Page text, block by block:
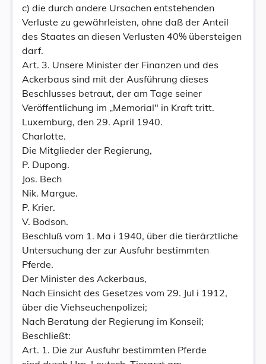
c) die durch andere Ursachen entstehenden
Verluste zu gewährleisten, ohne daß der Anteil
des Staates an diesen Verlusten 40% übersteigen
darf.
Art. 3. Unsere Minister der Finanzen und des
Ackerbaus sind mit der Ausführung dieses
Beschlusses betraut, der am Tage seiner
Veröffentlichung im „Memorial" in Kraft tritt.
Luxemburg, den 29. April 1940.
Charlotte.
Die Mitglieder der Regierung,
P. Dupong.
Jos. Bech
Nik. Margue.
P. Krier.
V. Bodson.
Beschluß vom 1. Ma i 1940, über die tierärztliche
Untersuchung der zur Ausfuhr bestimmten
Pferde.
Der Minister des Ackerbaus,
Nach Einsicht des Gesetzes vom 29. Jul i 1912,
über die Viehseuchenpolizei;
Nach Beratung der Regierung im Konseil;
Beschließt:
Art. 1. Die zur Ausfuhr bestimmten Pferde